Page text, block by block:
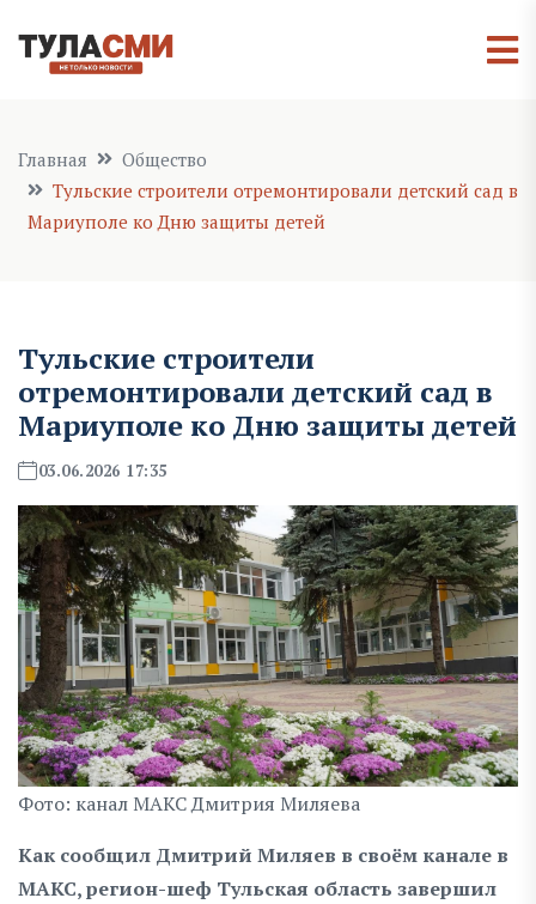
Главная
Общество
Тульские строители отремонтировали детский сад в
Мариуполе ко Дню защиты детей
Тульские строители
отремонтировали детский сад в
Мариуполе ко Дню защиты детей
03.06.2026 17:35
Фото: канал МАКС Дмитрия Миляева
Как сообщил Дмитрий Миляев в своём канале в
МАКС, регион-шеф Тульская область завершил